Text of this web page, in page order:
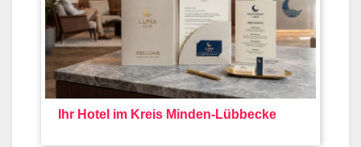
Ihr Hotel im Kreis Minden-Lübbecke